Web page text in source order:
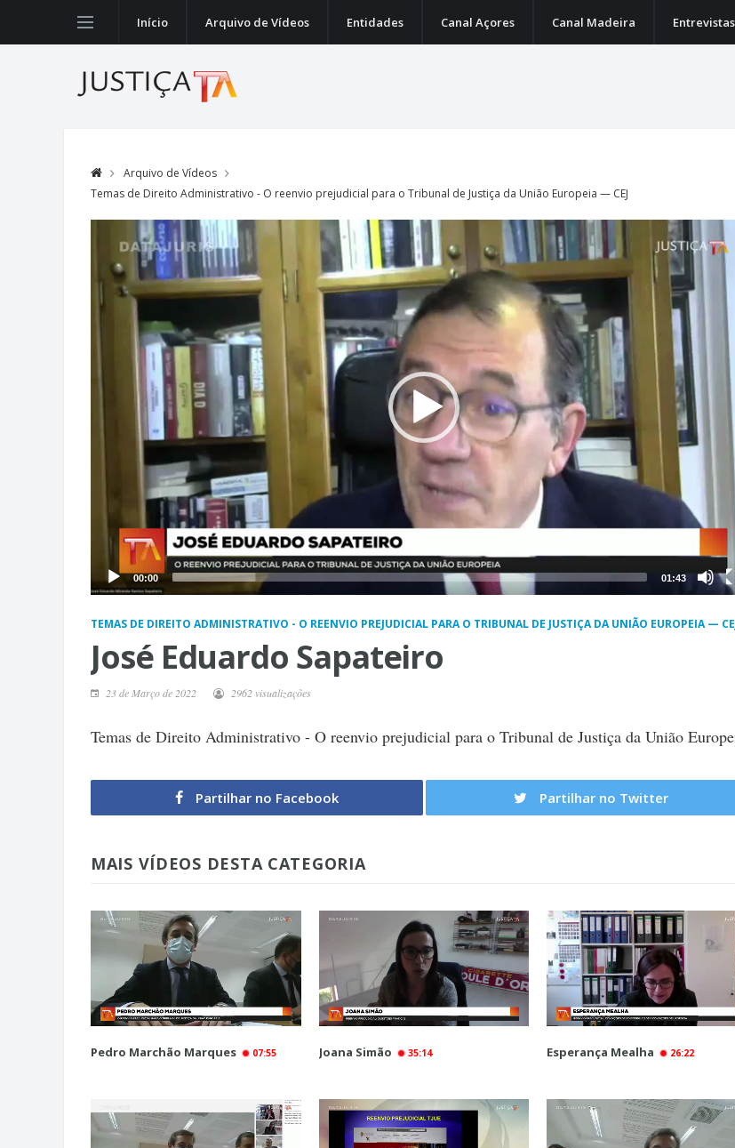
Início Arquivo de Vídeos Entidades Canal Açores Canal Madeira Entrevistas
Arquivo de Vídeos
Temas de Direito Administrativo - O reenvio prejudicial para o Tribunal de Justiça da União Europeia — CEJ
Player
00:00 01:43
TEMAS DE DIREITO ADMINISTRATIVO - O REENVIO PREJUDICIAL PARA O TRIBUNAL DE JUSTIÇA DA UNIÃO EUROPEIA —
José Eduardo Sapateiro
23 de Março de 2022 2962 visualizações
Temas de Direito Administrativo - O reenvio prejudicial para o Tribunal de Justiça da União
Partilhar no Facebook Partilhar no Twitter
MAIS VÍDEOS DESTA CATEGORIA
Pedro Marchão Marques 07:55 Joana Simão 35:14 Esperança Mealha 26:22